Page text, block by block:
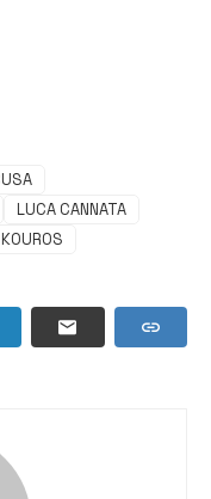
LUCA CANNATA
KOUROS